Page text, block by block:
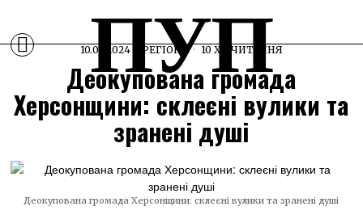
ПУП
10.05.2024 РЕГІОНИ 10 ХВ ЧИТАННЯ
Деокупована громада
Херсонщини: склеєні вулики та
зранені душі
Деокупована громада Херсонщини: склеєні вулики та зранені душі